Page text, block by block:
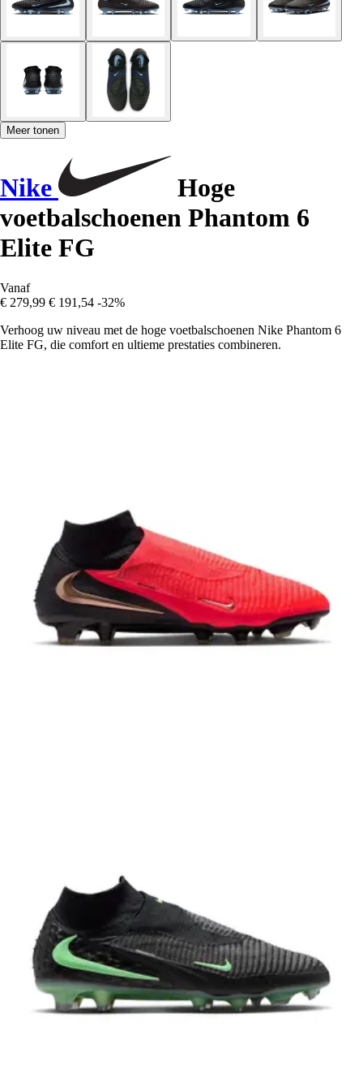
Meer tonen
Nike
Hoge
voetbalschoenen Phantom 6
Elite FG
Vanaf
€ 279,99 € 191,54 -32%
Verhoog uw niveau met de hoge voetbalschoenen Nike Phantom 6
Elite FG, die comfort en ultieme prestaties combineren.